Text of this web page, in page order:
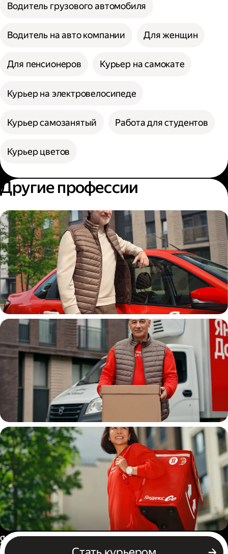
Водитель грузового автомобиля
Водитель на авто компании Для женщин
Для пенсионеров Курьер на самокате
Курьер на электровелосипеде
Курьер самозанятый Работа для студентов
Курьер цветов
Другие профессии
Автокурьер
Водитель
грузовой машины
Пеший курьер Россия